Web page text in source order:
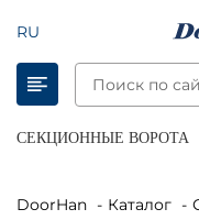
RU
СЕКЦИОННЫЕ ВОРОТА
DoorHan Каталог